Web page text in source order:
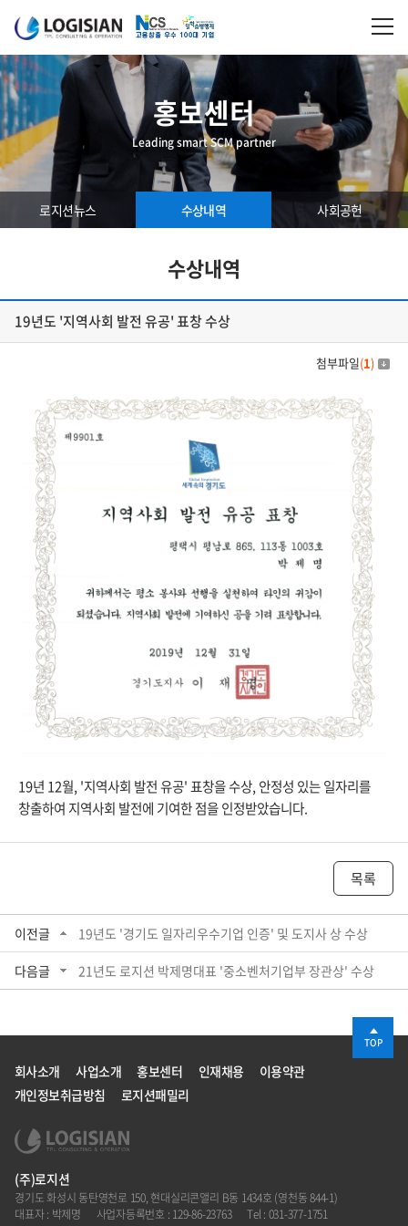
홍보센터
Leading smart SCM partner
로지션뉴스 수상내역 사회공헌
수상내역
19년도 '지역사회 발전 유공' 표창 수상
첨부파일(1)
19년 12월, '지역사회 발전 유공' 표창을 수상, 안정성 있는 일자리를
창출하여 지역사회 발전에 기여한 점을 인정받았습니다.
목록
이전글 19년도 '경기도 일자리우수기업 인증' 및 도지사 상 수상
다음글 21년도 로지션 박제명대표 '중소벤처기업부 장관상' 수상
회사소개 사업소개 홍보센터 인재채용
이용약관
개인정보취급방침
로지션패밀리
(주)로지션
경기도 화성시 동탄영천로 150, 현대실리콘앨리 B동 1434호 (영천동 844-1)
대표자 : 박제명
사업자등록번호 : 129-86-23763
Tel : 031-377-1751
TOP